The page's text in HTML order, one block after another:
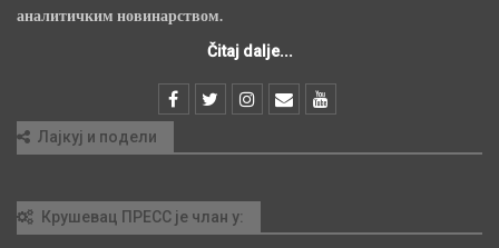
аналитичким новинарством.
Čitaj dalje...
Лајкуј и подели
Крушевац ПРЕСС је члан у: